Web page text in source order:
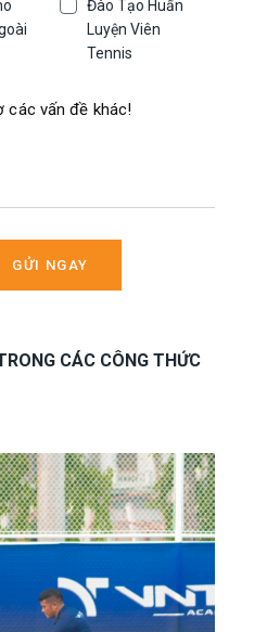
Đào Tạo Huấn
Luyện Viên
Tennis
CÁC CÔNG THỨC